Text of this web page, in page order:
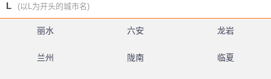
L (以L为开头的城市名)
丽水 六安 龙岩
兰州 陇南 临夏